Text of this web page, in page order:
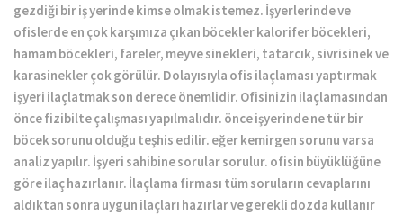
gezdiği bir iş yerinde kimse olmak istemez. İşyerlerinde ve
ofislerde en çok karşımıza çıkan böcekler kalorifer böcekleri,
hamam böcekleri, fareler, meyve sinekleri, tatarcık, sivrisinek ve
karasinekler çok görülür. Dolayısıyla ofis ilaçlaması yaptırmak
işyeri ilaçlatmak son derece önemlidir. Ofisinizin ilaçlamasından
önce fizibilte çalışması yapılmalıdır. önce işyerinde ne tür bir
böcek sorunu olduğu teşhis edilir. eğer kemirgen sorunu varsa
analiz yapılır. İşyeri sahibine sorular sorulur. ofisin büyüklüğüne
göre ilaç hazırlanır. İlaçlama firması tüm soruların cevaplarını
aldıktan sonra uygun ilaçları hazırlar ve gerekli dozda kullanır